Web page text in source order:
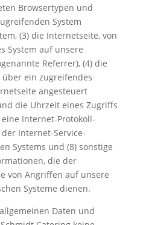
Browsertypen und
System
(3) die Internetseite, von
System auf unsere
Referrer), (4) die
ein zugreifendes
angesteuert
die Uhrzeit eines Zugriffs
Internet-Protokoll-
der Internet-Service-
Systems und (8) sonstige
die der
von Angriffen auf unsere
Systeme dienen.
Daten und